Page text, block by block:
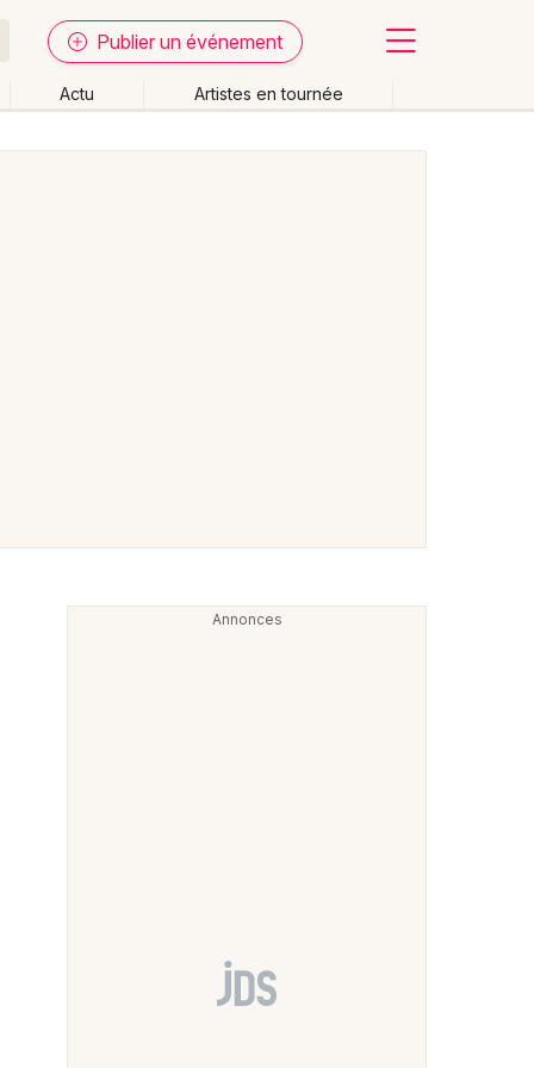
Publier un événement
Actu Artistes en tournée